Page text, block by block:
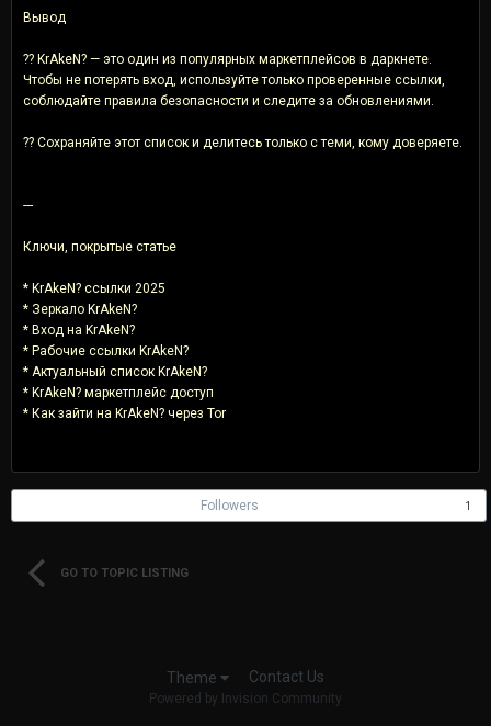
Вывод
?? KrAkeN? — это один из популярных маркетплейсов в даркнете.
Чтобы не потерять вход, используйте только проверенные ссылки,
соблюдайте правила безопасности и следите за обновлениями.
?? Сохраняйте этот список и делитесь только с теми, кому доверяете.
---
Ключи, покрытые статье
* KrAkeN? ссылки 2025
* Зеркало KrAkeN?
* Вход на KrAkeN?
* Рабочие ссылки KrAkeN?
* Актуальный список KrAkeN?
* KrAkeN? маркетплейс доступ
* Как зайти на KrAkeN? через Tor
Followers 1
GO TO TOPIC LISTING
Theme Contact Us
Powered by Invision Community